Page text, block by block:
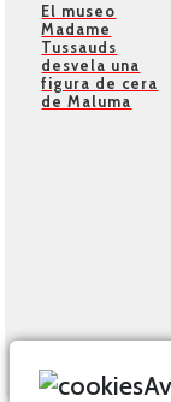
El museo
Madame
Tussauds
desvela una
figura de cera
de Maluma